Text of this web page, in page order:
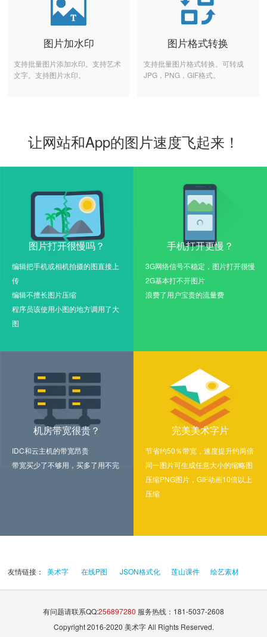
图片加水印
支持批量图片添加水印。支持艺术
文字。支持图片水印。
图片格式转换
支持批量图片格式转换。可转成
JPG，PNG，GIF格式。
让网站和App的图片速度飞起来！
图片打开很慢吗？
编辑把手机或相机拍摄的图直接上
传
编辑不擅长图片压缩
程序员该使用小图的地方调用了大
图
手机打开更慢？
3G网络信号不稳定，图片打开很慢
2G基本打不开图片
浪费了用户宝贵的流量费
机房带宽很贵？
IDC和云主机的带宽昂贵
带宽买少了不够用，买多了用不完
完美美术字片
节省约50％带宽，速度提升约两倍
同一图片可生成任意大小的缩略图
压缩PNG图片，GIF动画10倍以上
压缩
友情链接：美术字 在线P图 JSON格式化 莲山课件 绘艺素材
有问题请联系QQ:256897280 服务热线：181-5037-2608
Copyright 2016-2020 美术字 All Rights Reserved.